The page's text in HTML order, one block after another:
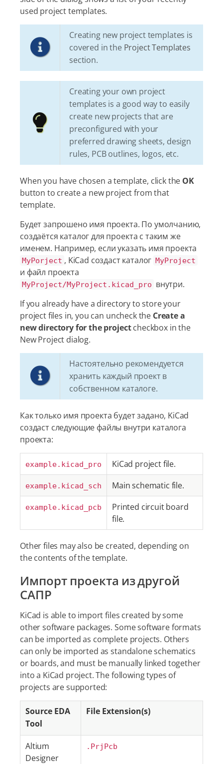
used project templates.
Creating new project templates is
covered in the Project Templates
section.
Creating your own project
templates is a good way to easily
create new projects that are
preconfigured with your
preferred drawing sheets, design
rules, PCB outlines, logos, etc.
When you have chosen a template, click the OK
button to create a new project from that
template.
Будет запрошено имя проекта. По умолчанию,
создаётся каталог для проекта с таким же
именем. Например, если указать имя проекта
MyPorject , KiCad создаст каталог MyProject
и файл проекта
MyProject/MyProject.kicad_pro внутри.
If you already have a directory to store your
project files in, you can uncheck the Create a
new directory for the projectcheckbox in the
New Project dialog.
Настоятельно рекомендуется
хранить каждый проект в
собственном каталоге.
Как только имя проекта будет задано, KiCad
создаст следующие файлы внутри каталога
проекта:
example.kicad_pro KiCad project file.
example.kicad_sch Main schematic file.
example.kicad_pcb
Printed circuit board
file.
Other files may also be created, depending on
the contents of the template.
Импорт проекта из другой
САПР
KiCad is able to import files created by some
other software packages. Some software formats
can be imported as complete projects. Others
can only be imported as standalone schematics
or boards, and must be manually linked together
into a KiCad project. The following types of
projects are supported:
Source EDA
Tool
File Extension(s)
Altium
Designer
.PrjPcb